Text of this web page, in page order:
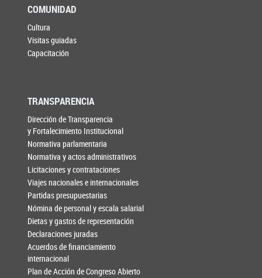
COMUNIDAD
Cultura
Visitas guiadas
Capacitación
TRANSPARENCIA
Dirección de Transparencia
y Fortalecimiento Institucional
Normativa parlamentaria
Normativa y actos administrativos
Licitaciones y contrataciones
Viajes nacionales e internacionales
Partidas presupuestarias
Nómina de personal y escala salarial
Dietas y gastos de representación
Declaraciones juradas
Acuerdos de financiamiento
internacional
Plan de Acción de Congreso Abierto